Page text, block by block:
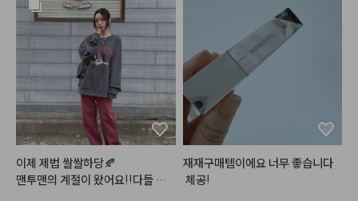
오일감이 느껴지지 않는 그야말로
리얼 벨벳!감의
파우더리함을 지닌 #무광틴트 예
요🙃
벨벳제형의 립 제품들 많이 사용해
봤는데
브리즈벨벳틴트의 경우 포슬포슬
한 질감이
리얼로 살아있는 #솜털벨벳 의 #
민글레틴트 랍니다 (❛ө❛)
안나오는데 이 립을 베이스네 깔고
다른 립 레이어드하면 너무 맘에드
는 색이 됩니다ㅠㅠ 특히 누드립 완
전 추천추처처천
이제 제법 쌀쌀하당🍂
맨투맨의 계절이 왔어요!!다들 감
재재구매템이에요 너무 좋습니다
체공!